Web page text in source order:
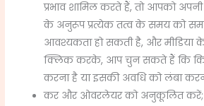
प्रभाव शामिल करते हैं, तो आपको
के अनुरूप प्रत्येक तत्व के समय को
आवश्यकता हो सकती है, और मीडिया
क्लिक करके, आप चुन सकते हैं कि किन
करना है या इसकी अवधि को लंबा
कर और ओवरलेयर को अनुकूलित करें;